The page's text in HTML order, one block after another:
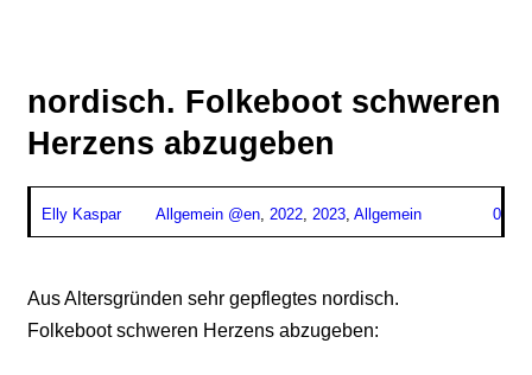
nordisch. Folkeboot schweren
Herzens abzugeben
Elly Kaspar Allgemein @en, 2022, 2023, Allgemein 0
Aus Altersgründen sehr gepflegtes nordisch.
Folkeboot schweren Herzens abzugeben: